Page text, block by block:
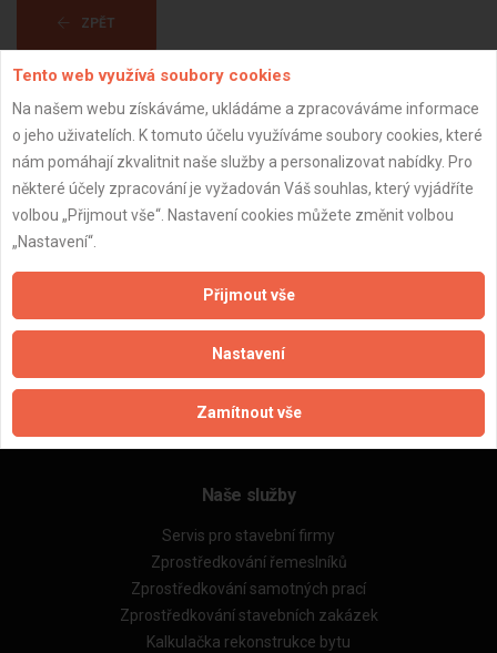
ZPĚT
Aktualizováno z portálu ARES dne 04.01.2024 12:30:09
Naše firmy a řemeslníci
Zpracování a ochrana osobních údajů
Zásady pro používání souborů cookie
Obchodní podmínky (zprostředkování)
Obchodní podmínky (rozpočtování)
Reference
Naše excelové tabulky online
Naše služby
Servis pro stavební firmy
Zprostředkování řemeslníků
Zprostředkování samotných prací
Zprostředkování stavebních zakázek
Kalkulačka rekonstrukce bytu
Tento web využívá soubory cookies
Na našem webu získáváme, ukládáme a zpracováváme informace
o jeho uživatelích. K tomuto účelu využíváme soubory cookies, které
nám pomáhají zkvalitnit naše služby a personalizovat nabídky. Pro
některé účely zpracování je vyžadován Váš souhlas, který vyjádříte
volbou „Přijmout vše“. Nastavení cookies můžete změnit volbou
„Nastavení“.
Přijmout vše
Nastavení
Zamítnout vše